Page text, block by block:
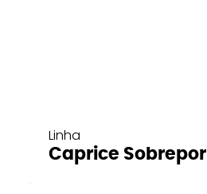
Linha
Caprice Sobrepor